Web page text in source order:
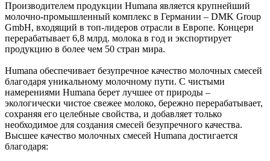
Производителем продукции Humana является крупнейший
молочно-промышленный комплекс в Германии – DMK Group
GmbH, входящий в топ-лидеров отрасли в Европе. Концерн
перерабатывает 6,8 млрд. молока в год и экспортирует
продукцию в более чем 50 стран мира.
Humana обеспечивает безупречное качество молочных смесей
благодаря уникальному молочному пути. С чистыми
намерениями Humana берет лучшее от природы –
экологически чистое свежее молоко, бережно перерабатывает,
сохраняя его целебные свойства, и добавляет только
необходимое для создания смесей безупречного качества.
Высшее качество молочных смесей Humana достигается
благодаря: